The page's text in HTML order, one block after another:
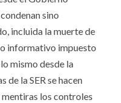
sino
incluida la muerte de
informativo impuesto
mismo desde la
de la SER se hacen
los controles